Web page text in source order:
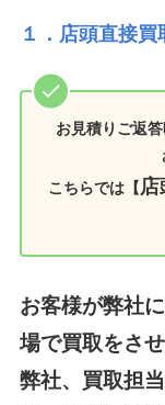
１．店頭直接買
お見積りご返
こちらでは【店
お客様が弊社
場で買取をさ
弊社、買取担